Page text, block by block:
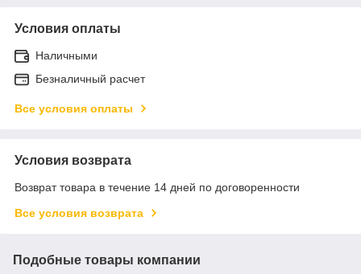
Условия оплаты
Наличными
Безналичный расчет
Все условия оплаты
Условия возврата
Возврат товара в течение 14 дней по договоренности
Все условия возврата
Подобные товары компании